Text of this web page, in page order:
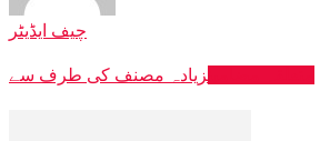
چیف ایڈیٹر
زیادہ مصنف کی طرف سے